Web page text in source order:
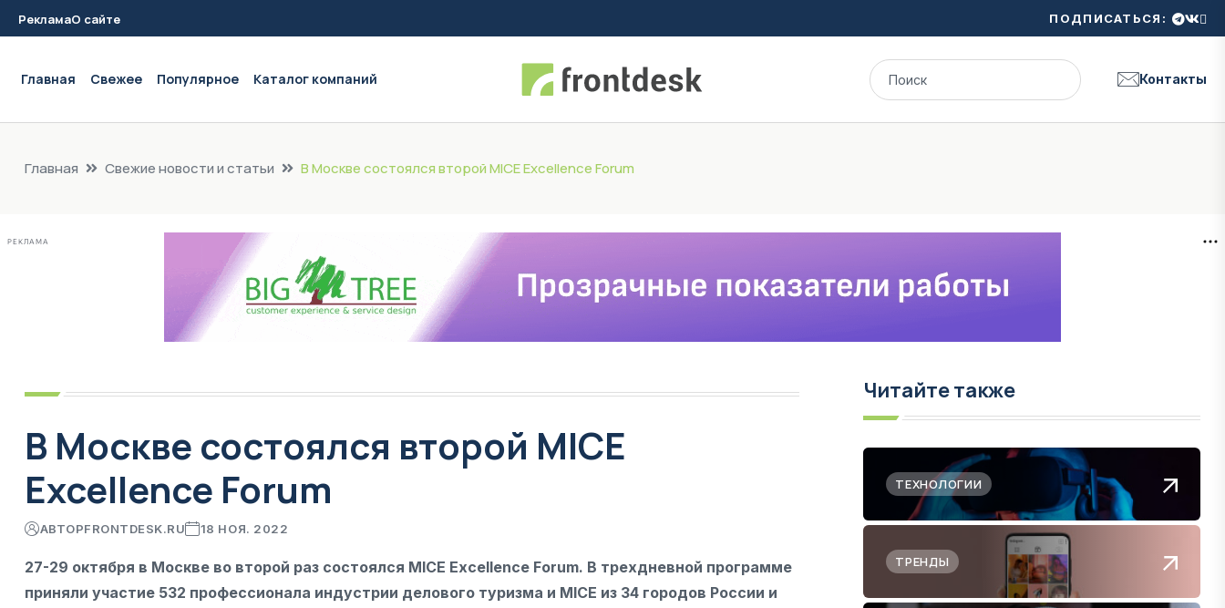
РекламаО сайте ПОДПИСАТЬСЯ:
Главная Свежее Популярное Каталог компаний Контакты
Главная Свежие новости и статьи В Москве состоялся второй MICE Excellence Forum
РЕКЛАМА
В Москве состоялся второй MICE
Excellence Forum
АВТОРFRONTDESK.RU 18 НОЯ. 2022
27-29 октября в Москве во второй раз состоялся MICE Excellence Forum. В трехдневной программе
приняли участие 532 профессионала индустрии делового туризма и MICE из 34 городов России и
Читайте также
ТЕХНОЛОГИИ
ТРЕНДЫ